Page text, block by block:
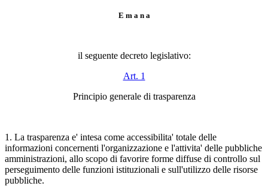
E m a n a
il seguente decreto legislativo:
Art. 1
Principio generale di trasparenza
1. La trasparenza e' intesa come accessibilita' totale delle
informazioni concernenti l'organizzazione e l'attivita' delle pubbliche
amministrazioni, allo scopo di favorire forme diffuse di controllo sul
perseguimento delle funzioni istituzionali e sull'utilizzo delle risorse
pubbliche.